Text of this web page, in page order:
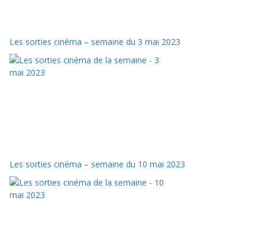
Les sorties cinéma – semaine du 3 mai 2023
Les sorties cinéma – semaine du 10 mai 2023